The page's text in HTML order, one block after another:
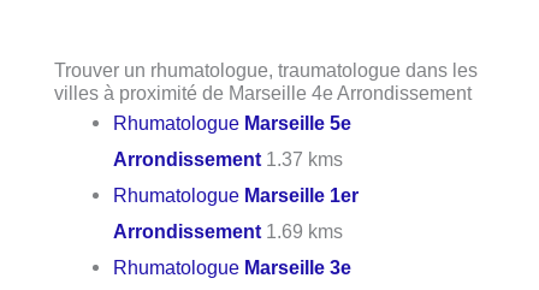
Trouver un rhumatologue, traumatologue dans les
villes à proximité de Marseille 4e Arrondissement
Rhumatologue Marseille 5e
Arrondissement 1.37 kms
Rhumatologue Marseille 1er
Arrondissement 1.69 kms
Rhumatologue Marseille 3e